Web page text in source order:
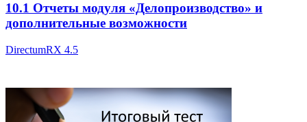
10.1 Отчеты модуля «Делопроизводство» и
дополнительные возможности
DirectumRX 4.5